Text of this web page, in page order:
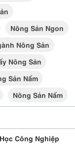
Nông Sản Ngon
Nông Sản
Nông Sản
Sản Nấm
Nông Sản Nấm
Công Nghiệp